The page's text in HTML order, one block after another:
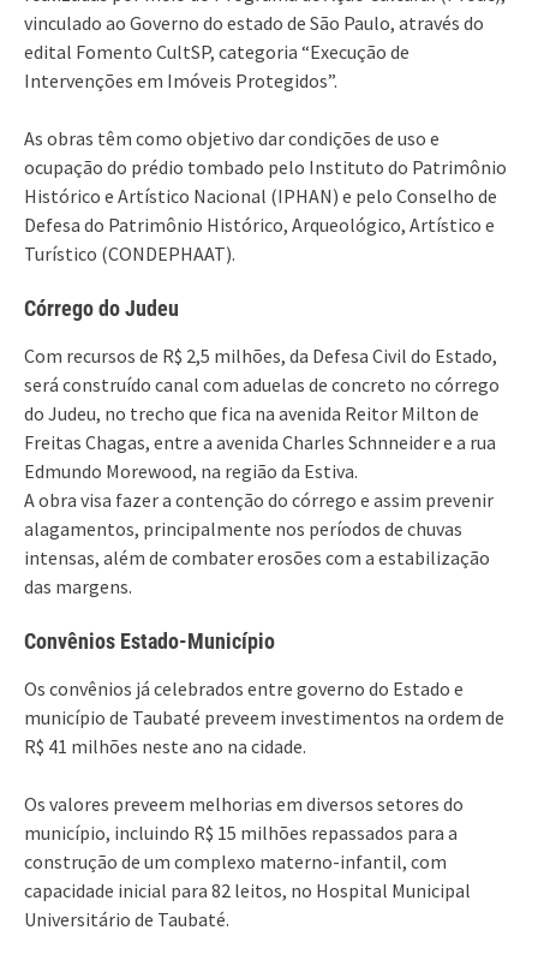
vinculado ao Governo do estado de São Paulo, através do
edital Fomento CultSP, categoria “Execução de
Intervenções em Imóveis Protegidos”.
As obras têm como objetivo dar condições de uso e
ocupação do prédio tombado pelo Instituto do Patrimônio
Histórico e Artístico Nacional (IPHAN) e pelo Conselho de
Defesa do Patrimônio Histórico, Arqueológico, Artístico e
Turístico (CONDEPHAAT).
Córrego do Judeu
Com recursos de R$ 2,5 milhões, da Defesa Civil do Estado,
será construído canal com aduelas de concreto no córrego
do Judeu, no trecho que fica na avenida Reitor Milton de
Freitas Chagas, entre a avenida Charles Schnneider e a rua
Edmundo Morewood, na região da Estiva.
A obra visa fazer a contenção do córrego e assim prevenir
alagamentos, principalmente nos períodos de chuvas
intensas, além de combater erosões com a estabilização
das margens.
Convênios Estado-Município
Os convênios já celebrados entre governo do Estado e
município de Taubaté preveem investimentos na ordem de
R$ 41 milhões neste ano na cidade.
Os valores preveem melhorias em diversos setores do
município, incluindo R$ 15 milhões repassados para a
construção de um complexo materno-infantil, com
capacidade inicial para 82 leitos, no Hospital Municipal
Universitário de Taubaté.